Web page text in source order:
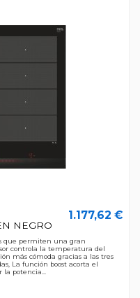
NEGRO
1.177,62 €
que permiten una gran
controla la temperatura del
más cómoda gracias a las tres
La función boost acorta el
potencia...